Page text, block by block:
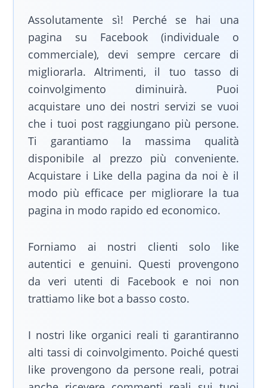
Assolutamente sì! Perché se hai una
pagina su Facebook (individuale o
commerciale), devi sempre cercare di
migliorarla. Altrimenti, il tuo tasso di
coinvolgimento diminuirà. Puoi
acquistare uno dei nostri servizi se vuoi
che i tuoi post raggiungano più persone.
Ti garantiamo la massima qualità
disponibile al prezzo più conveniente.
Acquistare i Like della pagina da noi è il
modo più efficace per migliorare la tua
pagina in modo rapido ed economico.
Forniamo ai nostri clienti solo like
autentici e genuini. Questi provengono
da veri utenti di Facebook e noi non
trattiamo like bot a basso costo.
I nostri like organici reali ti garantiranno
alti tassi di coinvolgimento. Poiché questi
like provengono da persone reali, potrai